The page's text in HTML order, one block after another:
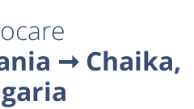
➞ Chaika,